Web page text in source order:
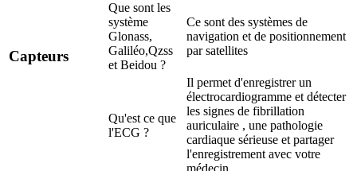
Capteurs
Que sont les
système
Glonass,
Galiléo,Qzss
et Beidou ?
Ce sont des systèmes de
navigation et de positionnement
par satellites
Qu'est ce que
l'ECG ?
Il permet d'enregistrer un
électrocardiogramme et détecter
les signes de fibrillation
auriculaire , une pathologie
cardiaque sérieuse et partager
l'enregistrement avec votre